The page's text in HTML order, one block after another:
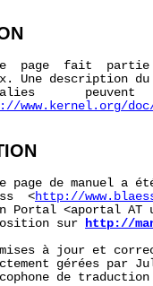
page  fait
Une description
peuvent
www.kernel.org/doc/
page de manuel a
<
http://
Portal <aportal AT
sur
http://
à jour et
gérées par
de traduction